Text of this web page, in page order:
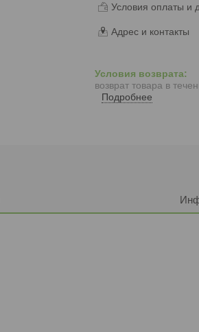
Условия оплаты и
Адрес и контакты
возврат товара в
Подробнее